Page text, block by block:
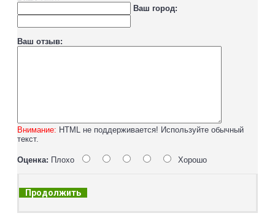
Ваш город:
Ваш отзыв:
Внимание: HTML не поддерживается! Используйте обычный
текст.
Оценка: Плохо Хорошо
Продолжить